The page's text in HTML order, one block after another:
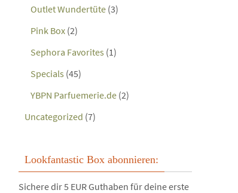
Outlet Wundertüte (3)
Pink Box (2)
Sephora Favorites (1)
Specials (45)
YBPN Parfuemerie.de (2)
Uncategorized (7)
Lookfantastic Box abonnieren:
Sichere dir 5 EUR Guthaben für deine erste